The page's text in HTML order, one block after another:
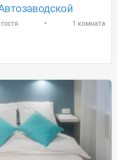
• 1 комната